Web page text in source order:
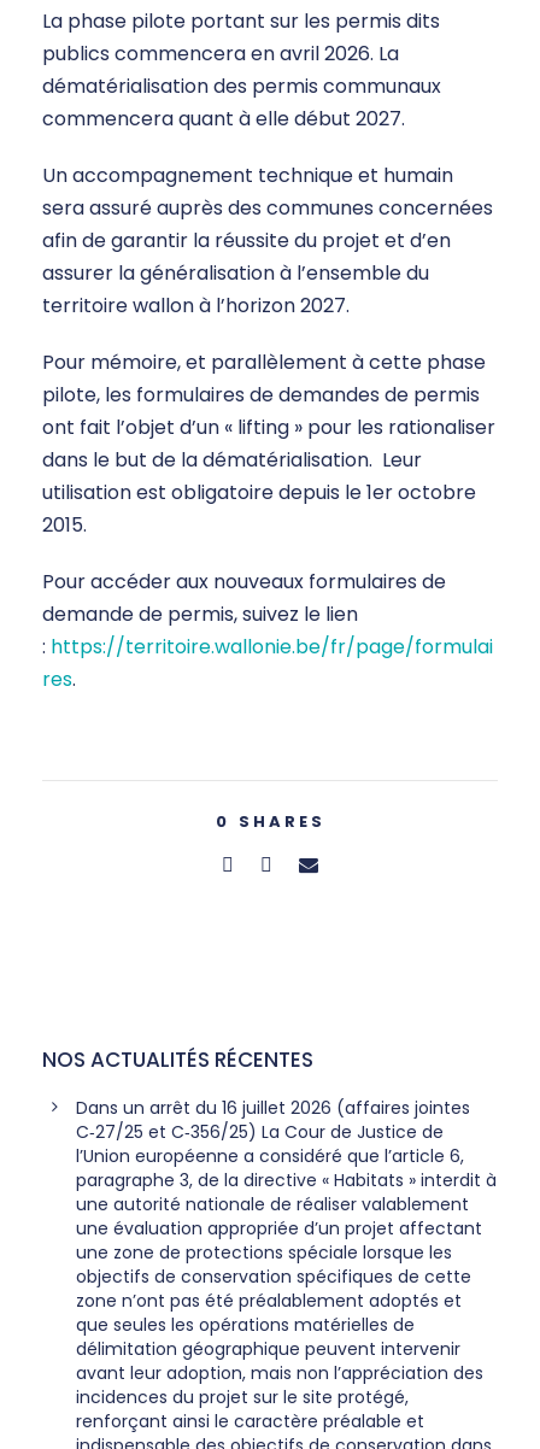
La phase pilote portant sur les permis dits
publics commencera en avril 2026. La
dématérialisation des permis communaux
commencera quant à elle début 2027.
Un accompagnement technique et humain
sera assuré auprès des communes concernées
afin de garantir la réussite du projet et d’en
assurer la généralisation à l’ensemble du
territoire wallon à l’horizon 2027.
Pour mémoire, et parallèlement à cette phase
pilote, les formulaires de demandes de permis
ont fait l’objet d’un « lifting » pour les rationaliser
dans le but de la dématérialisation. Leur
utilisation est obligatoire depuis le 1er octobre
2015.
Pour accéder aux nouveaux formulaires de
demande de permis, suivez le lien
: https://territoire.wallonie.be/fr/page/formulai
res.
0 SHARES
NOS ACTUALITÉS RÉCENTES
Dans un arrêt du 16 juillet 2026 (affaires jointes
C‑27/25 et C‑356/25) La Cour de Justice de
l’Union européenne a considéré que l’article 6,
paragraphe 3, de la directive « Habitats » interdit à
une autorité nationale de réaliser valablement
une évaluation appropriée d’un projet affectant
une zone de protections spéciale lorsque les
objectifs de conservation spécifiques de cette
zone n’ont pas été préalablement adoptés et
que seules les opérations matérielles de
délimitation géographique peuvent intervenir
avant leur adoption, mais non l’appréciation des
incidences du projet sur le site protégé,
renforçant ainsi le caractère préalable et